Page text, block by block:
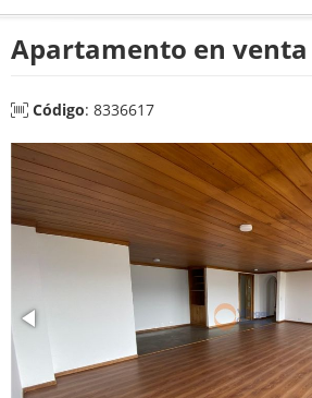
Apartamento en venta
Código: 8336617